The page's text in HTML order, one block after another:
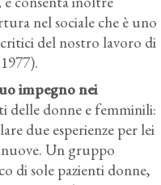
nel sociale che è uno
del nostro lavoro di
impegno nei
delle donne e femminili:
due esperienze per lei
Un gruppo
di sole pazienti donne,